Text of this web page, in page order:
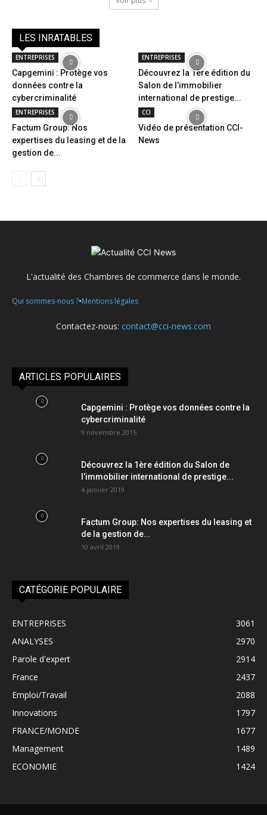
LES INRATABLES
ENTREPRISES
Capgemini : Protège vos
données contre la
cybercriminalité
ENTREPRISES
Découvrez la 1ère édition du
Salon de l’immobilier
international de prestige...
ENTREPRISES
Factum Group: Nos
expertises du leasing et de la
gestion de...
CCI
Vidéo de présentation CCI-
News
L'actualité des Chambres de commerce dans le monde.
Qui sommes-nous ?•Mentions légales
Contactez-nous: contact@cci-news.com
ARTICLES POPULAIRES
Capgemini : Protège vos données contre la
cybercriminalité
9 novembre 2015
Découvrez la 1ère édition du Salon de
l’immobilier international de prestige...
4 janvier 2019
Factum Group: Nos expertises du leasing et
de la gestion de...
10 avril 2019
CATÉGORIE POPULAIRE
ENTREPRISES
3061
ANALYSES
2970
Parole d'expert
2914
France
2437
Emploi/Travail
2088
Innovations
1797
FRANCE/MONDE
1677
Management
1489
ECONOMIE
1424